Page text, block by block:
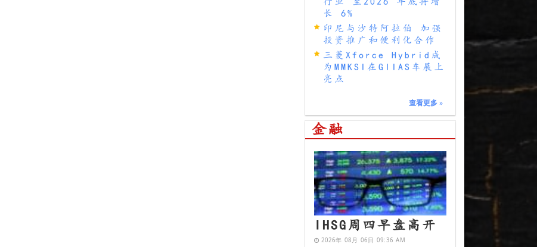
长 6%
印尼与沙特阿拉伯 加强
投资推广和便利化合作
三菱Xforce Hybrid成
为MMKSI在GIIAS车展上
亮点
查看更多 »
金融
IHSG周四早盘高开
2026年 08月 06日 09:36 AM